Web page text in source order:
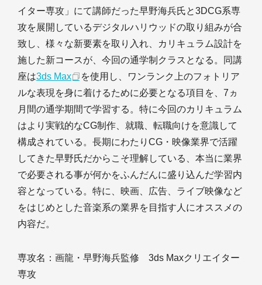
イター専攻」にて講師だった早野海兵氏と3DCG系専
攻を展開しているデジタルハリウッドの取り組みが合
致し、様々な新要素を取り入れ、カリキュラム設計を
施した新コースが、今回の通学制クラスとなる。同講
座は3ds Max
を使用し、ワンランク上のフォトリア
ルな表現を身に着けるために必要となる項目を、7ヵ
月間の通学期間で学習する。特に今回のカリキュラム
はより実戦的なCG制作、就職、転職向けを意識して
構成されている。長期にわたりCG・映像業界で活躍
してきた早野氏だからこそ理解している、本当に業界
で必要される事が何かをふんだんに盛り込んだ学習内
容となっている。特に、映画、広告、ライブ映像など
をはじめとした音楽系の業界を目指す人にオススメの
内容だ。
専攻名：画龍・早野海兵監修 3ds Maxクリエイター
専攻